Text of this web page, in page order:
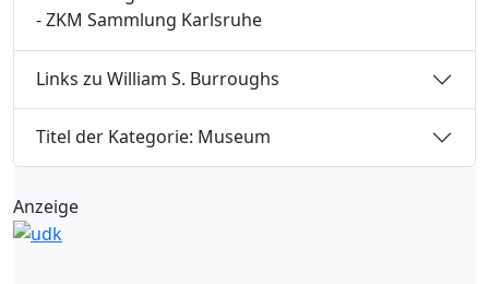
- ZKM Sammlung Karlsruhe
Links zu William S. Burroughs
Titel der Kategorie: Museum
Anzeige